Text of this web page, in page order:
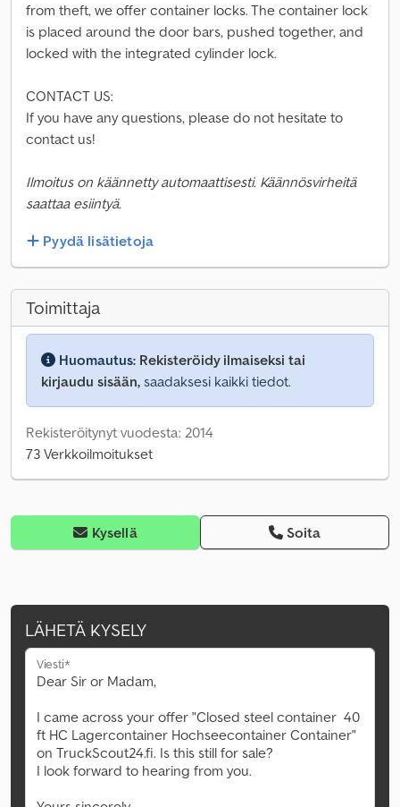
from theft, we offer container locks. The container lock
is placed around the door bars, pushed together, and
locked with the integrated cylinder lock.
CONTACT US:
If you have any questions, please do not hesitate to
contact us!
Ilmoitus on käännetty automaattisesti. Käännösvirheitä
saattaa esiintyä.
Pyydä lisätietoja
Toimittaja
Huomautus: Rekisteröidy ilmaiseksi tai
kirjaudu sisään, saadaksesi kaikki tiedot.
Rekisteröitynyt vuodesta: 2014
73 Verkkoilmoitukset
Kysellä Soita
LÄHETÄ KYSELY
Viesti*